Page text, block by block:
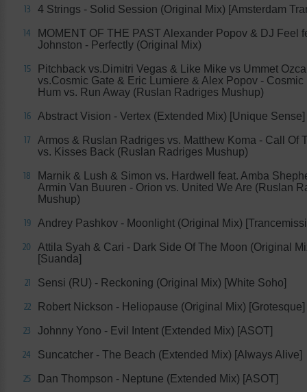
13 4 Strings - Solid Session (Original Mix) [Amsterdam
14
MOMENT OF THE PAST Alexander Popov & DJ Feel
Johnston - Perfectly (Original Mix)
15
Pitchback vs.Dimitri Vegas & Like Mike vs Ummet
vs.Cosmic Gate & Eric Lumiere & Alex Popov - Cosmic
Hum vs. Run Away (Ruslan Radriges Mushup)
16 Abstract Vision - Vertex (Extended Mix) [Unique Sense]
17
Armos & Ruslan Radriges vs. Matthew Koma - Call Of
vs. Kisses Back (Ruslan Radriges Mushup)
18
Marnik & Lush & Simon vs. Hardwell feat. Amba
Armin Van Buuren - Orion vs. United We Are (Ruslan
Mushup)
19 Andrey Pashkov - Moonlight (Original Mix)
20
Attila Syah & Cari - Dark Side Of The Moon (Original
[Suanda]
21 Sensi (RU) - Reckoning (Original Mix) [White Soho]
22 Robert Nickson - Heliopause (Original Mix) [Grotesque]
23 Johnny Yono - Evil Intent (Extended Mix) [ASOT]
24 Suncatcher - The Beach (Extended Mix) [Always Alive]
25 Dan Thompson - Neptune (Extended Mix) [ASOT]